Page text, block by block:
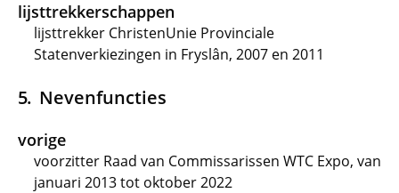
lijsttrekkerschappen
lijsttrekker ChristenUnie Provinciale
Statenverkiezingen in Fryslân, 2007 en 2011
Nevenfuncties
vorige
voorzitter Raad van Commissarissen WTC Expo, van
januari 2013 tot oktober 2022